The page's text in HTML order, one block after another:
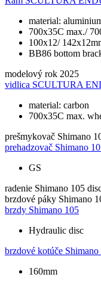
material:
700x35C max./
100x12/
BB86 bottom
modelový rok 2025
vidlica SCULTURA
material: carbon
700x35C max.
prešmykovač Shimano
prehadzovač Shimano
GS
radenie Shimano 105
brzdové páky Shimano
brzdy Shimano 105
Hydraulic disc
brzdové kotúče
160mm